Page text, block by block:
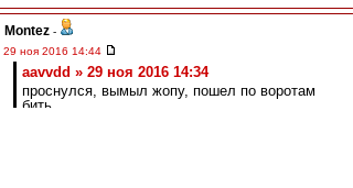
Montez -
29 ноя 2016 14:44
aavvdd » 29 ноя 2016 14:34
проснулся, вымыл жопу, пошел по воротам
бить